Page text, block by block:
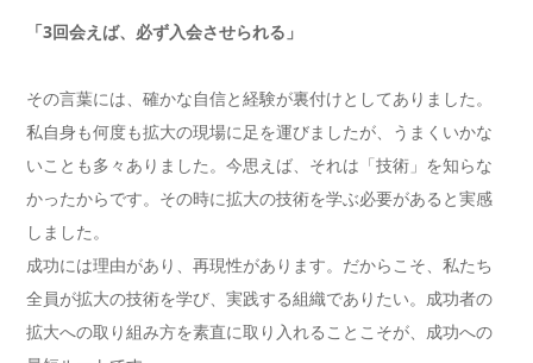
「3回会えば、必ず入会させられる」
その言葉には、確かな自信と経験が裏付けとしてありました。
私自身も何度も拡大の現場に足を運びましたが、うまくいかな
いことも多々ありました。今思えば、それは「技術」を知らな
かったからです。その時に拡大の技術を学ぶ必要があると実感
しました。
成功には理由があり、再現性があります。だからこそ、私たち
全員が拡大の技術を学び、実践する組織でありたい。成功者の
拡大への取り組み方を素直に取り入れることこそが、成功への